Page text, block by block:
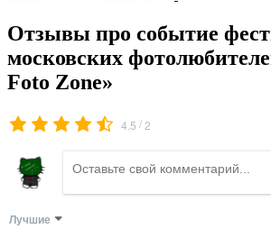
Отзывы про событие
московских
Foto Zone»
4.5 /2
Лучшие